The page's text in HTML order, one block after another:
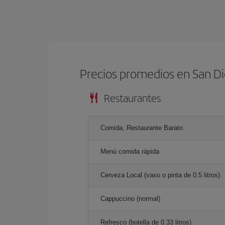
Precios promedios en San
Restaurantes
Comida, Restaurante Barato
Menú comida rápida
Cerveza Local (vaso o pinta de 0.5 litros)
Cappuccino (normal)
Refresco (botella de 0.33 litros)